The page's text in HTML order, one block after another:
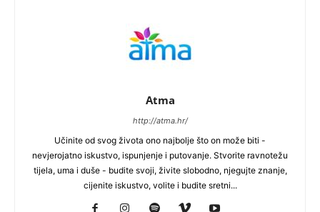
Atma
http://atma.hr/
Učinite od svog života ono najbolje što on može biti -
nevjerojatno iskustvo, ispunjenje i putovanje. Stvorite ravnotežu
tijela, uma i duše - budite svoji, živite slobodno, njegujte znanje,
cijenite iskustvo, volite i budite sretni...